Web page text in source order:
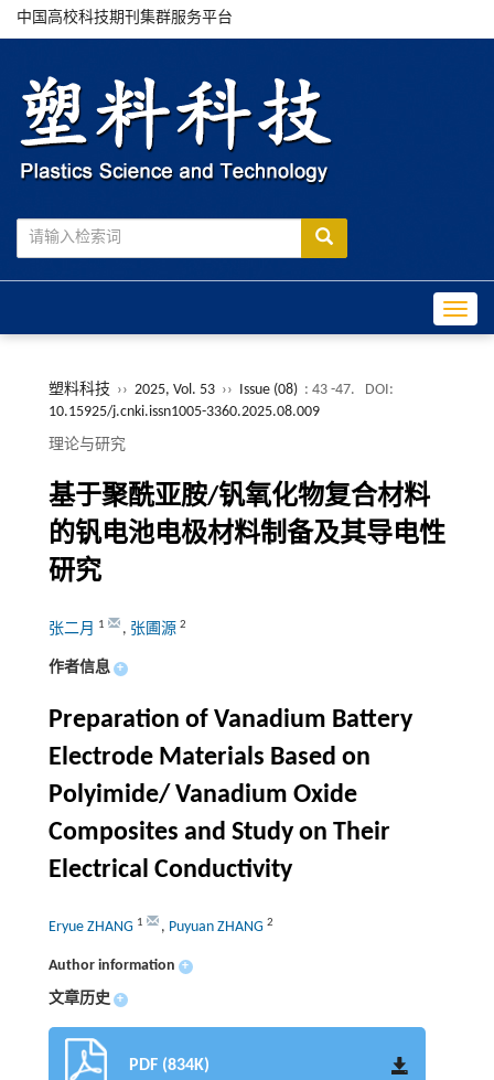
中国高校科技期刊集群服务平台
塑料科技 ›› 2025, Vol. 53 ›› Issue (08) : 43 -47.
DOI:
10.15925/j.cnki.issn1005-3360.2025.08.009
理论与研究
基于聚酰亚胺/钒氧化物复合材料
的钒电池电极材料制备及其导电性
研究
张二月 1 , 张圃源 2
作者信息 +
Preparation of Vanadium Battery
Electrode Materials Based on
Polyimide/ Vanadium Oxide
Composites and Study on Their
Electrical Conductivity
Eryue ZHANG 1 , Puyuan ZHANG 2
Author information +
文章历史 +
PDF (834K)